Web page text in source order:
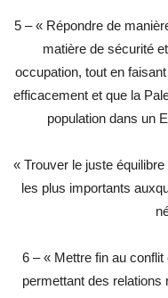
5 – « Répondre de
matière de sécurité
occupation, tout en
efficacement et que la
population dans un
« Trouver le juste
les plus importants
6 – « Mettre fin au
permettant des